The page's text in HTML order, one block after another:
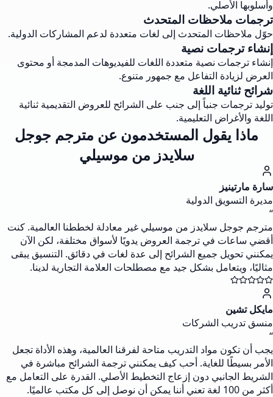
وأسلوبها الأصلي.
ترجمات ملاحظات المتحدث
حوّل ملاحظات المتحدث إلى لغات متعددة لدعم المشاركات الدولية.
إنشاء ترجمات نصية
إنشاء ترجمات نصية متعددة اللغات للفيديوهات المدمجة أو محتوى
العرض لزيادة التفاعل مع جمهور متنوع.
شرائح ثنائية اللغة
توليد ترجمات جنباً إلى جنب على الشرائح للعروض التقديمية ثنائية
اللغة والأغراض التعليمية.
ماذا يقول المستخدمون عن مترجم جوجل
سلايدز من موسيلي
سارة مارتينيز
مديرة التسويق الدولية
“
مترجم جوجل سلايدز من موسيلي غير معادلة لخططنا العالمية. كنت
أقضي ساعات في ترجمة العروض يدويًا لأسواق مختلفة، لكن الآن
يمكنني تحويل جميع الشرائح إلى عدة لغات في دقائق. التنسيق يبقى
مثاليًا، ويتعامل بشكل جيد مع مصطلحات العلامة التجارية لدينا.
مايكل تشين
منسق تدريب الشركات
“
يجب أن تكون مواد التدريب متاحة لفرقنا العالمية، وهذه الأداة تجعل
الأمر بسيطًا للغاية. أحب كيف يمكنني ترجمة الشرائح مباشرة في
الشريط الجانبي دون إزعاج التخطيط الأصلي. القدرة على التعامل مع
أكثر من 100 لغة تعني أننا يمكن أن نوصل إلى كل مكتب عالميًا.